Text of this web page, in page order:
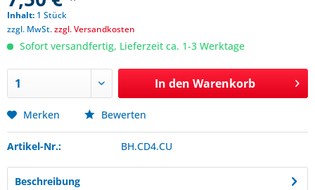
Inhalt: 1 Stück
zzgl. MwSt.zzgl. Versandkosten
Sofort versandfertig, Lieferzeit ca. 1-3 Werktage
In den Warenkorb
Merken Bewerten
Artikel-Nr.: BH.CD4.CU
Beschreibung